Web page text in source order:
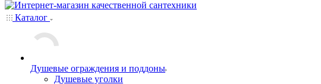
Каталог
Душевые ограждения и поддоны
Душевые уголки